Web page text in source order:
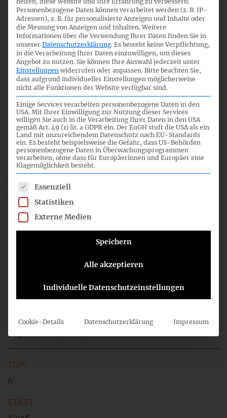
04.02.2011
09:00
Lagebericht
153_05_LB_CoverNote.pdf
0_153_05a_LB_Zwischenstand.pdf
DSR_153_TOP_05.mp3
Lagebericht (Forts.)
6
Personenbezogene Daten können verarbeitet werden (z. B. IP-
Adressen), z. B. für personalisierte Anzeigen und Inhalte oder
die Messung von Anzeigen und Inhalten. Weitere
Informationen über die Verwendung Ihrer Daten finden Sie in
unserer Datenschutzerklärung. Es besteht keine Verpflichtung,
in die Verarbeitung Ihrer Daten einzuwilligen, um dieses
Angebot zu nutzen. Sie können Ihre Auswahl jederzeit unter
Einstellungen widerrufen oder anpassen. Bitte beachten Sie,
dass aufgrund individueller Einstellungen möglicherweise
nicht alle Funktionen der Website verfügbar sind.
Einige Services verarbeiten personenbezogene Daten in den
USA. Mit Ihrer Einwilligung zur Nutzung dieser Services
willigen Sie auch in die Verarbeitung Ihrer Daten in den USA
gemäß Art. 49 (1) lit. a GDPR ein. Der EuGH stuft die USA als ein
Land mit unzureichendem Datenschutz nach EU-Standards
ein. Es besteht beispielsweise die Gefahr, dass US-Behörden
personenbezogene Daten in Überwachungsprogrammen
verarbeiten, ohne dass für Europäerinnen und Europäer eine
Klagemöglichkeit besteht.
Es folgt eine Liste der Service-Gruppen, für die eine
Essenziell
Statistiken
Externe Medien
Speichern
Alle akzeptieren
Individuelle Datenschutzeinstellungen
Cookie-Details Datenschutzerklärung Impressum